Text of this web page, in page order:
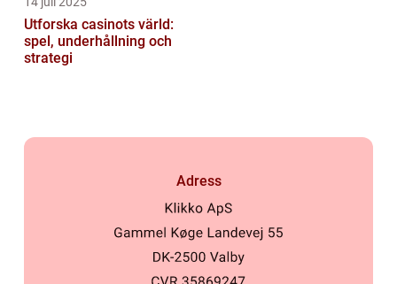
Utforska casinots värld:
spel, underhållning och
strategi
Adress